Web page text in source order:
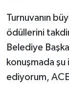
Turnuvanın
ödüllerini
Belediye
konuşmada
ediyorum,